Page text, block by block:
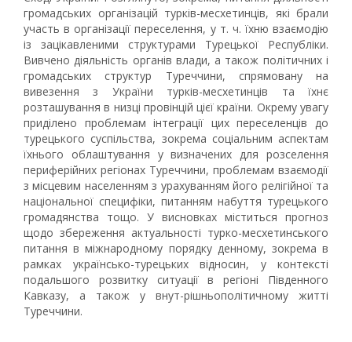
громадських організацій турків-месхетинців, які брали
участь в організації переселення, у т. ч. їхню взаємодію
із зацікавленими структурами Турецької Республіки.
Вивчено діяльність органів влади, а також політичних і
громадських структур Туреччини, спрямовану на
вивезення з України турків-месхетинців та їхнє
розташування в низці провінцій цієї країни. Окрему увагу
приділено проблемам інтеграції цих переселенців до
турецького суспільства, зокрема соціальним аспектам
їхнього облаштування у визначених для розселення
периферійних регіонах Туреччини, проблемам взаємодії
з місцевим населенням з урахуванням його релігійної та
національної специфіки, питанням набуття турецького
громадянства тощо. У висновках міститься прогноз
щодо збереження актуальності турко-месхетинського
питання в міжнародному порядку денному, зокрема в
рамках українсько-турецьких відносин, у контексті
подальшого розвитку ситуації в регіоні Південного
Кавказу, а також у внут-рішньополітичному житті
Туреччини.